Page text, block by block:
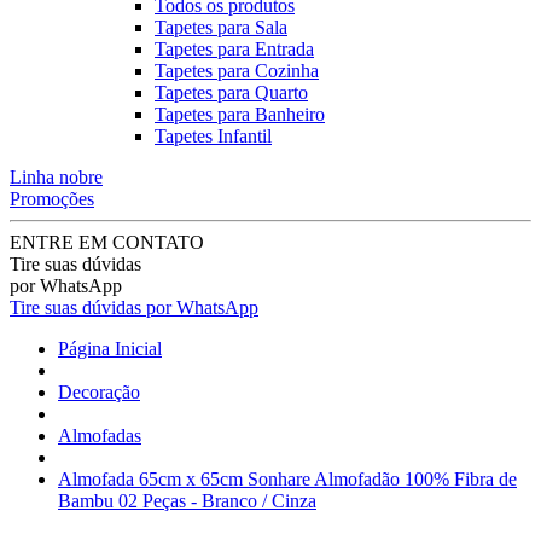
Todos os produtos
Tapetes para Sala
Tapetes para Entrada
Tapetes para Cozinha
Tapetes para Quarto
Tapetes para Banheiro
Tapetes Infantil
Linha nobre
Promoções
ENTRE EM CONTATO
Tire suas dúvidas
por WhatsApp
Tire suas dúvidas por WhatsApp
Página Inicial
Decoração
Almofadas
Almofada 65cm x 65cm Sonhare Almofadão 100% Fibra de
Bambu 02 Peças - Branco / Cinza